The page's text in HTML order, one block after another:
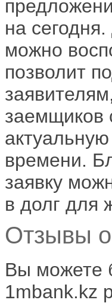
на
можно
позволит
заемщиков
времени.
заявку
в долг для
Отзывы о
Вы можете
1mbank.kz